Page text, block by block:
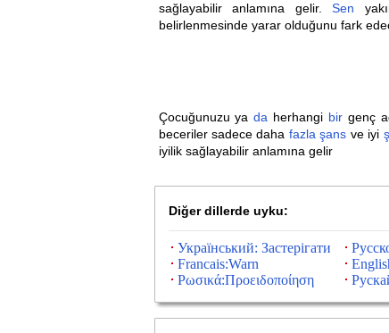
sağlayabilir anlamına gelir.Sen
belirlenmesinde yarar olduğunu fark
Çocuğunuzu yada herhangi bir genç
beceriler sadece daha fazla şans ve iyi
iyilik sağlayabilir anlamına gelir
Diğer dillerde uyku:
Український: Застерігати
Francais:Warn
Ρωσικά:Προειδοποίηση